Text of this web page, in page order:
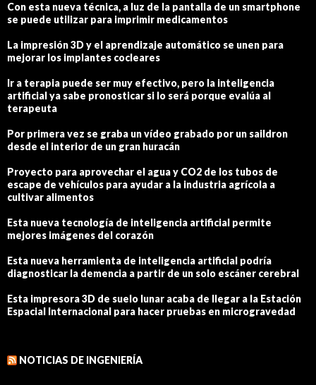
Con esta nueva técnica, a luz de la pantalla de un smartphone
se puede utilizar para imprimir medicamentos
La impresión 3D y el aprendizaje automático se unen para
mejorar los implantes cocleares
Ir a terapia puede ser muy efectivo, pero la inteligencia
artificial ya sabe pronosticar si lo será porque evalúa al
terapeuta
Por primera vez se graba un vídeo grabado por un saildron
desde el interior de un gran huracán
Proyecto para aprovechar el agua y CO2 de los tubos de
escape de vehículos para ayudar a la industria agrícola a
cultivar alimentos
Esta nueva tecnología de inteligencia artificial permite
mejores imágenes del corazón
Esta nueva herramienta de inteligencia artificial podría
diagnosticar la demencia a partir de un solo escáner cerebral
Esta impresora 3D de suelo lunar acaba de llegar a la Estación
Espacial Internacional para hacer pruebas en microgravedad
NOTICIAS DE INGENIERÍA